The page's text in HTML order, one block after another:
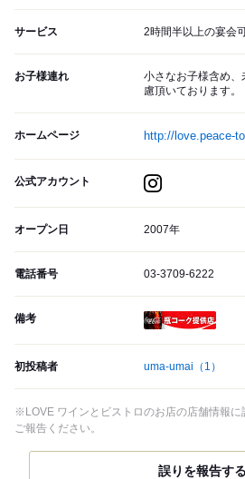
サービス 2時間半以上の宴会
お子様連れ
小さなお子様含め
慮頂いております。
ホームページ http://love.peace-
公式アカウント
オープン日 2007年
電話番号 03-3709-6222
備考
初投稿者 uma-umai （1）
※LOVE ワインとビストロのお店の店舗情報に
ご報告ください。
誤りを報告する